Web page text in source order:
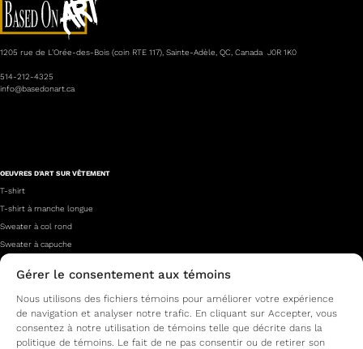
Gérer le consentement aux témoins
Nous utilisons des fichiers témoins pour améliorer votre expérience
de navigation et analyser notre trafic. En cliquant sur Accepter, vous
consentez à notre utilisation de témoins telle que décrite dans la
politique de témoins. Le fait de ne pas consentir ou de retirer son
1205 rue de L’Orée-des-Bois (coin RTE 117), Sainte-Adèle, QC, Canada J0R 1K0
514-212-4325
info@basedonart.ca
OEUVRES D'ART SUR VÊTEMENT
T-shirt
T-shirt à manche longue
Sweater à col rond
Sweater à capuche
Qui sommes-nous?
Nos artistes